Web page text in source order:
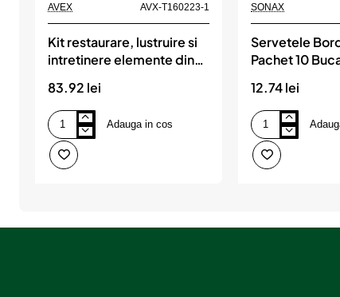
AVEX AVX-T160223-1
Kit restaurare, lustruire si
intretinere elemente din
83.92 lei
Kit
restaurare,
lustruire
si
Visbella
Adauga in cos
SONAX
Servetele
Pachet 10
12.74 lei
Servetele
Bord
Efect
Mat